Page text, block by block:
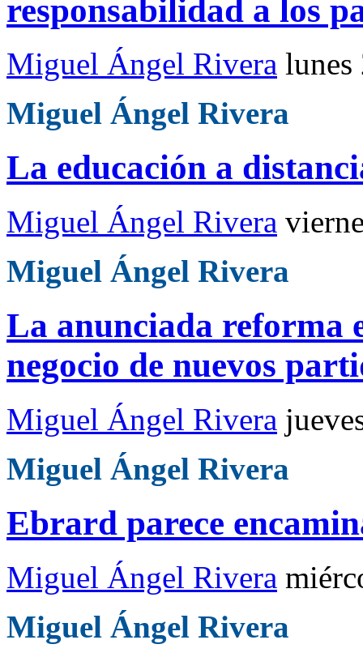
responsabilidad a los
Miguel Ángel Rivera lunes
Miguel Ángel Rivera
La educación a
Miguel Ángel Rivera
Miguel Ángel Rivera
La anunciada reforma
negocio de nuevos
Miguel Ángel Rivera
Miguel Ángel Rivera
Ebrard parece
Miguel Ángel Rivera
Miguel Ángel Rivera